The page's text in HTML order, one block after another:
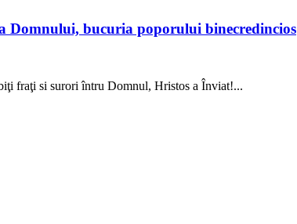
bucuria poporului binecredincios
fraţi si surori întru Domnul, Hristos a Înviat!...